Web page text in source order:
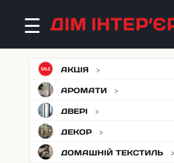
АКЦІЯ
АРОМАТИ
ДВЕРІ
ДЕКОР
ДОМАШНІЙ ТЕКСТИЛЬ